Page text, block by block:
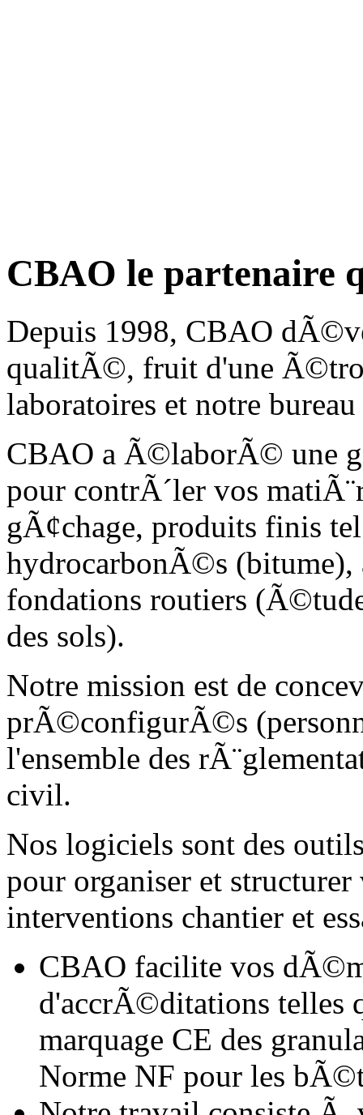
CBAO le partenaire
Depuis 1998, CBAO
qualitÃ©, fruit d'une
laboratoires et notre
CBAO a Ã©laborÃ© une
pour contrÃ´ler vos
gÃ¢chage, produits finis
hydrocarbonÃ©s
fondations routiers
des sols).
Notre mission est de
prÃ©configurÃ©s
l'ensemble des
civil.
Nos logiciels sont des
pour organiser et
interventions chantier et
CBAO facilite vos
d'accrÃ©ditations telles
marquage CE des
Norme NF pour les